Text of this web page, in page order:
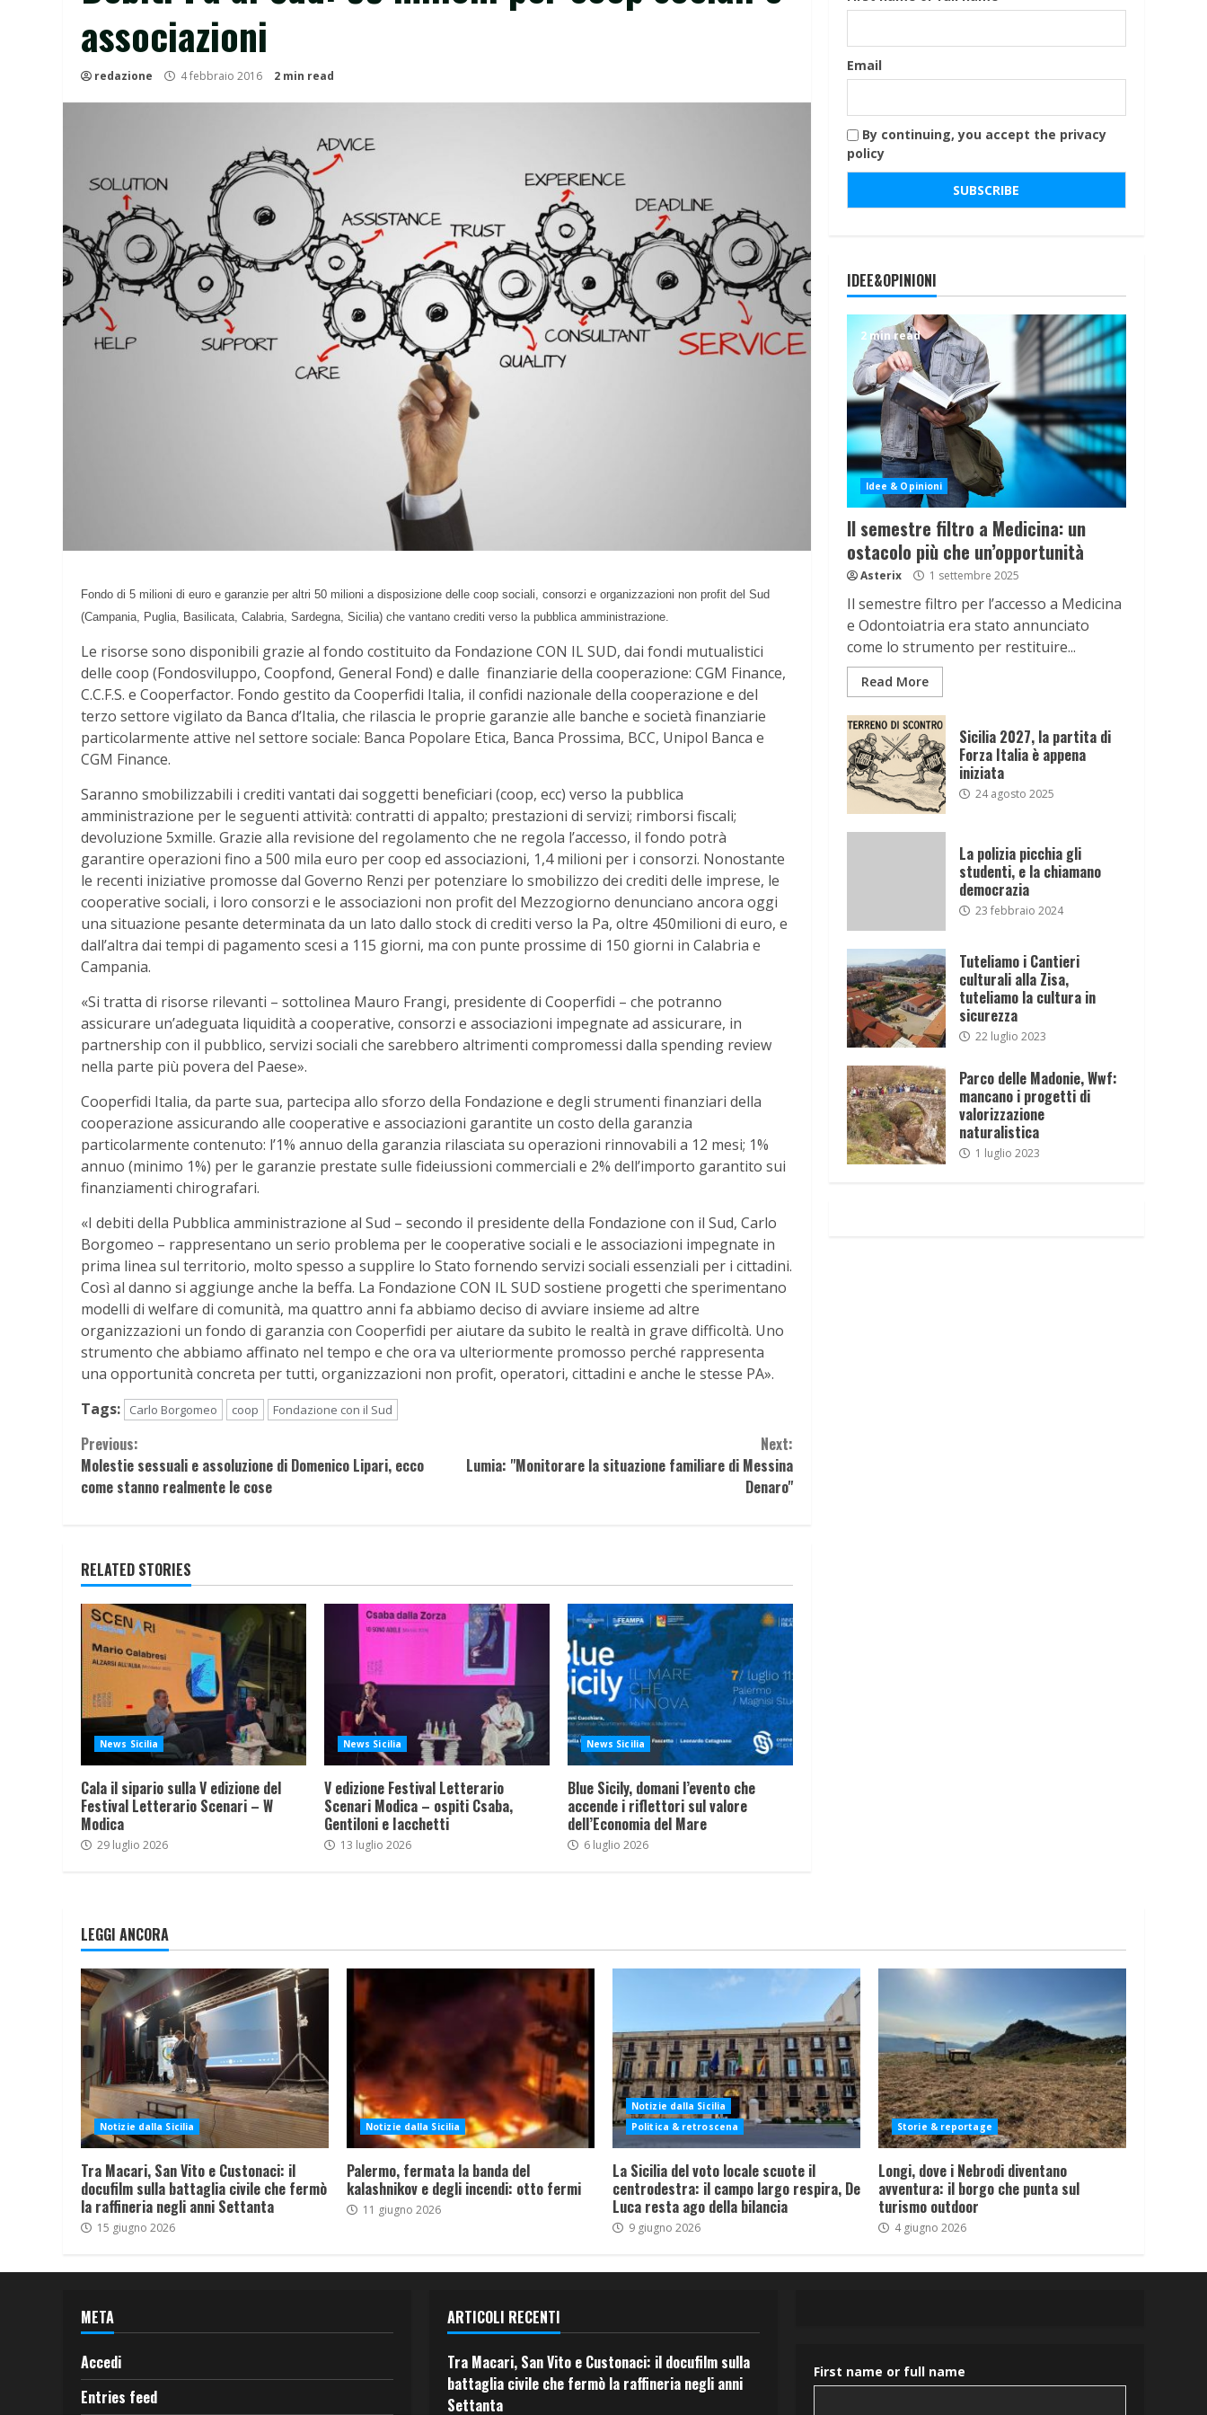
associazioni
redazione 4 febbraio 2016 2 min read
Fondo di 5 milioni di euro e garanzie per altri 50 milioni a disposizione delle coop sociali, consorzi e organizzazioni non profit del Sud
(Campania, Puglia, Basilicata, Calabria, Sardegna, Sicilia) che vantano crediti verso la pubblica amministrazione.
Le risorse sono disponibili grazie al fondo costituito da Fondazione CON IL SUD, dai fondi mutualistici
delle coop (Fondosviluppo, Coopfond, General Fond) e dalle finanziarie della cooperazione: CGM Finance,
C.C.F.S. e Cooperfactor. Fondo gestito da Cooperfidi Italia, il confidi nazionale della cooperazione e del
terzo settore vigilato da Banca d’Italia, che rilascia le proprie garanzie alle banche e società finanziarie
particolarmente attive nel settore sociale: Banca Popolare Etica, Banca Prossima, BCC, Unipol Banca e
CGM Finance.
Saranno smobilizzabili i crediti vantati dai soggetti beneficiari (coop, ecc) verso la pubblica
amministrazione per le seguenti attività: contratti di appalto; prestazioni di servizi; rimborsi fiscali;
devoluzione 5xmille. Grazie alla revisione del regolamento che ne regola l’accesso, il fondo potrà
garantire operazioni fino a 500 mila euro per coop ed associazioni, 1,4 milioni per i consorzi. Nonostante
le recenti iniziative promosse dal Governo Renzi per potenziare lo smobilizzo dei crediti delle imprese, le
cooperative sociali, i loro consorzi e le associazioni non profit del Mezzogiorno denunciano ancora oggi
una situazione pesante determinata da un lato dallo stock di crediti verso la Pa, oltre 450milioni di euro, e
dall’altra dai tempi di pagamento scesi a 115 giorni, ma con punte prossime di 150 giorni in Calabria e
Campania.
«Si tratta di risorse rilevanti – sottolinea Mauro Frangi, presidente di Cooperfidi – che potranno
assicurare un’adeguata liquidità a cooperative, consorzi e associazioni impegnate ad assicurare, in
partnership con il pubblico, servizi sociali che sarebbero altrimenti compromessi dalla spending review
nella parte più povera del Paese».
Cooperfidi Italia, da parte sua, partecipa allo sforzo della Fondazione e degli strumenti finanziari della
cooperazione assicurando alle cooperative e associazioni garantite un costo della garanzia
particolarmente contenuto: l’1% annuo della garanzia rilasciata su operazioni rinnovabili a 12 mesi; 1%
annuo (minimo 1%) per le garanzie prestate sulle fideiussioni commerciali e 2% dell’importo garantito sui
finanziamenti chirografari.
«I debiti della Pubblica amministrazione al Sud – secondo il presidente della Fondazione con il Sud, Carlo
Borgomeo – rappresentano un serio problema per le cooperative sociali e le associazioni impegnate in
prima linea sul territorio, molto spesso a supplire lo Stato fornendo servizi sociali essenziali per i cittadini.
Così al danno si aggiunge anche la beffa. La Fondazione CON IL SUD sostiene progetti che sperimentano
modelli di welfare di comunità, ma quattro anni fa abbiamo deciso di avviare insieme ad altre
organizzazioni un fondo di garanzia con Cooperfidi per aiutare da subito le realtà in grave difficoltà. Uno
strumento che abbiamo affinato nel tempo e che ora va ulteriormente promosso perché rappresenta
una opportunità concreta per tutti, organizzazioni non profit, operatori, cittadini e anche le stesse PA».
Tags:
Carlo Borgomeo coop Fondazione con il Sud
Continue
Reading
Previous:
Molestie sessuali e assoluzione di Domenico Lipari, ecco
come stanno realmente le cose
Next:
Lumia: "Monitorare la situazione familiare di Messina
Denaro"
RELATED STORIES
News Sicilia
Cala il sipario sulla V edizione del
Festival Letterario Scenari – W
Modica
29 luglio 2026
News Sicilia
V edizione Festival Letterario
Scenari Modica – ospiti Csaba,
Gentiloni e Iacchetti
13 luglio 2026
News Sicilia
Blue Sicily, domani l’evento che
accende i riflettori sul valore
dell’Economia del Mare
6 luglio 2026
Email
By continuing, you accept the privacy
policy
IDEE&OPINIONI
2 min read
Idee & Opinioni
Il semestre filtro a Medicina: un
ostacolo più che un’opportunità
Asterix 1 settembre 2025
Il semestre filtro per l’accesso a Medicina
e Odontoiatria era stato annunciato
come lo strumento per restituire...
Read More
Sicilia 2027, la partita di
Forza Italia è appena
iniziata
24 agosto 2025
La polizia picchia gli
studenti, e la chiamano
democrazia
23 febbraio 2024
Tuteliamo i Cantieri
culturali alla Zisa,
tuteliamo la cultura in
sicurezza
22 luglio 2023
Parco delle Madonie, Wwf:
mancano i progetti di
valorizzazione
naturalistica
1 luglio 2023
LEGGI ANCORA
Notizie dalla Sicilia
Tra Macari, San Vito e Custonaci: il
docufilm sulla battaglia civile che fermò
la raffineria negli anni Settanta
15 giugno 2026
Notizie dalla Sicilia
Palermo, fermata la banda del
kalashnikov e degli incendi: otto fermi
11 giugno 2026
Notizie dalla Sicilia
Politica & retroscena
La Sicilia del voto locale scuote il
centrodestra: il campo largo respira, De
Luca resta ago della bilancia
9 giugno 2026
Storie & reportage
Longi, dove i Nebrodi diventano
avventura: il borgo che punta sul
turismo outdoor
4 giugno 2026
META
Accedi
Entries feed
ARTICOLI RECENTI
Tra Macari, San Vito e Custonaci: il docufilm sulla
battaglia civile che fermò la raffineria negli anni
Settanta
First name or full name